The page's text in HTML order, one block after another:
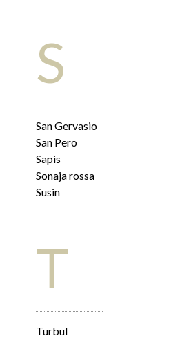
S
San Gervasio
San Pero
Sapis
Sonaja rossa
Susin
T
Turbul